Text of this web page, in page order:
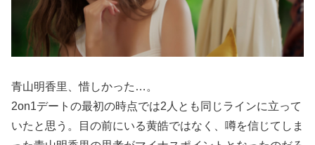
青山明香里、惜しかった…。
2on1デートの最初の時点では2人とも同じラインに立って
いたと思う。目の前にいる黄皓ではなく、噂を信じてしま